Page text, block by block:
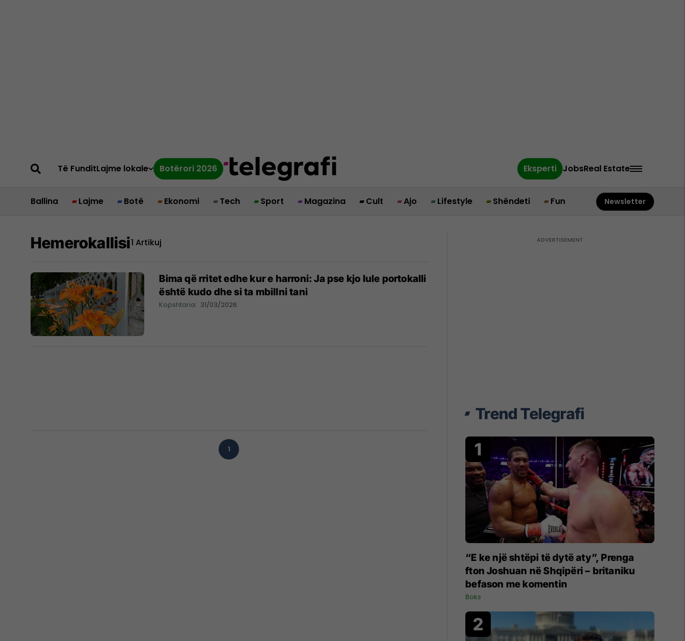
Të FunditLajme lokale Botërori 2026 Eksperti JobsReal Estate
Ballina Lajme Botë Ekonomi Tech Sport Magazina Cult Ajo Lifestyle Shëndeti Fun Newsletter
Hemerokallisi1 Artikuj
Bima që rritet edhe kur e harroni: Ja pse kjo lule portokalli
është kudo dhe si ta mbillni tani
Kopshtaria 31/03/2026
1
Trend Telegrafi
“E ke një shtëpi të dytë aty”, Prenga
fton Joshuan në Shqipëri – britaniku
befason me komentin
Boks